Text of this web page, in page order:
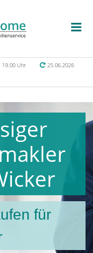
19.00 Uhr
25.06.2026
für